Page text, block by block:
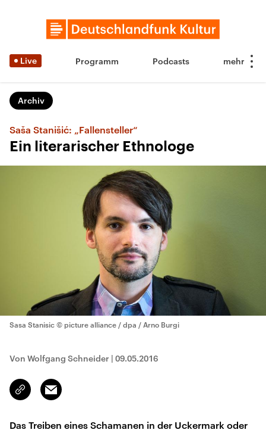
Live Programm Podcasts
Archiv
Saša Stanišić: „Fallensteller“
Ein literarischer Ethnologe
Sasa Stanisic © picture alliance / dpa / Arno Burgi
Von Wolfgang Schneider | 09.05.2016
Link
kopieren/teilen
Email
Das Treiben eines Schamanen in der Uckermark oder